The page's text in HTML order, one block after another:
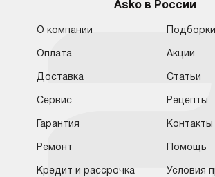
Asko в России
О компании
Оплата
Доставка
Сервис
Гарантия
Ремонт
Кредит и рассрочка
Подборки
Акции
Статьи
Рецепты
Контакты
Помощь
Условия